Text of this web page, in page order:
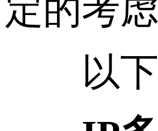
定的考
以下